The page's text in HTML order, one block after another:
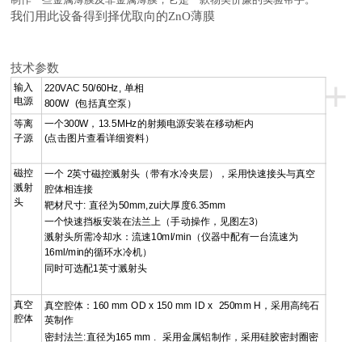
我们用此设备得到择优取向的ZnO薄膜
技术参数
+
输入
电源
220VAC 50/60Hz, 单相
800W (包括真空泵）
等离
子源
一个300W，13.5MHz的射频电源安装在移动柜内
(点击图片查看详细资料）
磁控
溅射
头
一个 2英寸磁控溅射头（带有水冷夹层），采用快速接头与真空
腔体相连接
靶材尺寸: 直径为50mm,zui大厚度6.35mm
一个快速挡板安装在法兰上（手动操作，见图左3）
溅射头所需冷却水：流速10ml/min（仪器中配有一台流速为
16ml/min的循环水冷机）
同时可选配1英寸溅射头
真空
腔体
真空腔体：160 mm OD x 150 mm ID x 250mm H，采用高纯石
英制作
密封法兰:直径为165 mm . 采用金属铝制作，采用硅胶密封圈密